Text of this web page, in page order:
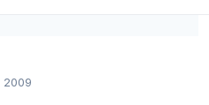
2009